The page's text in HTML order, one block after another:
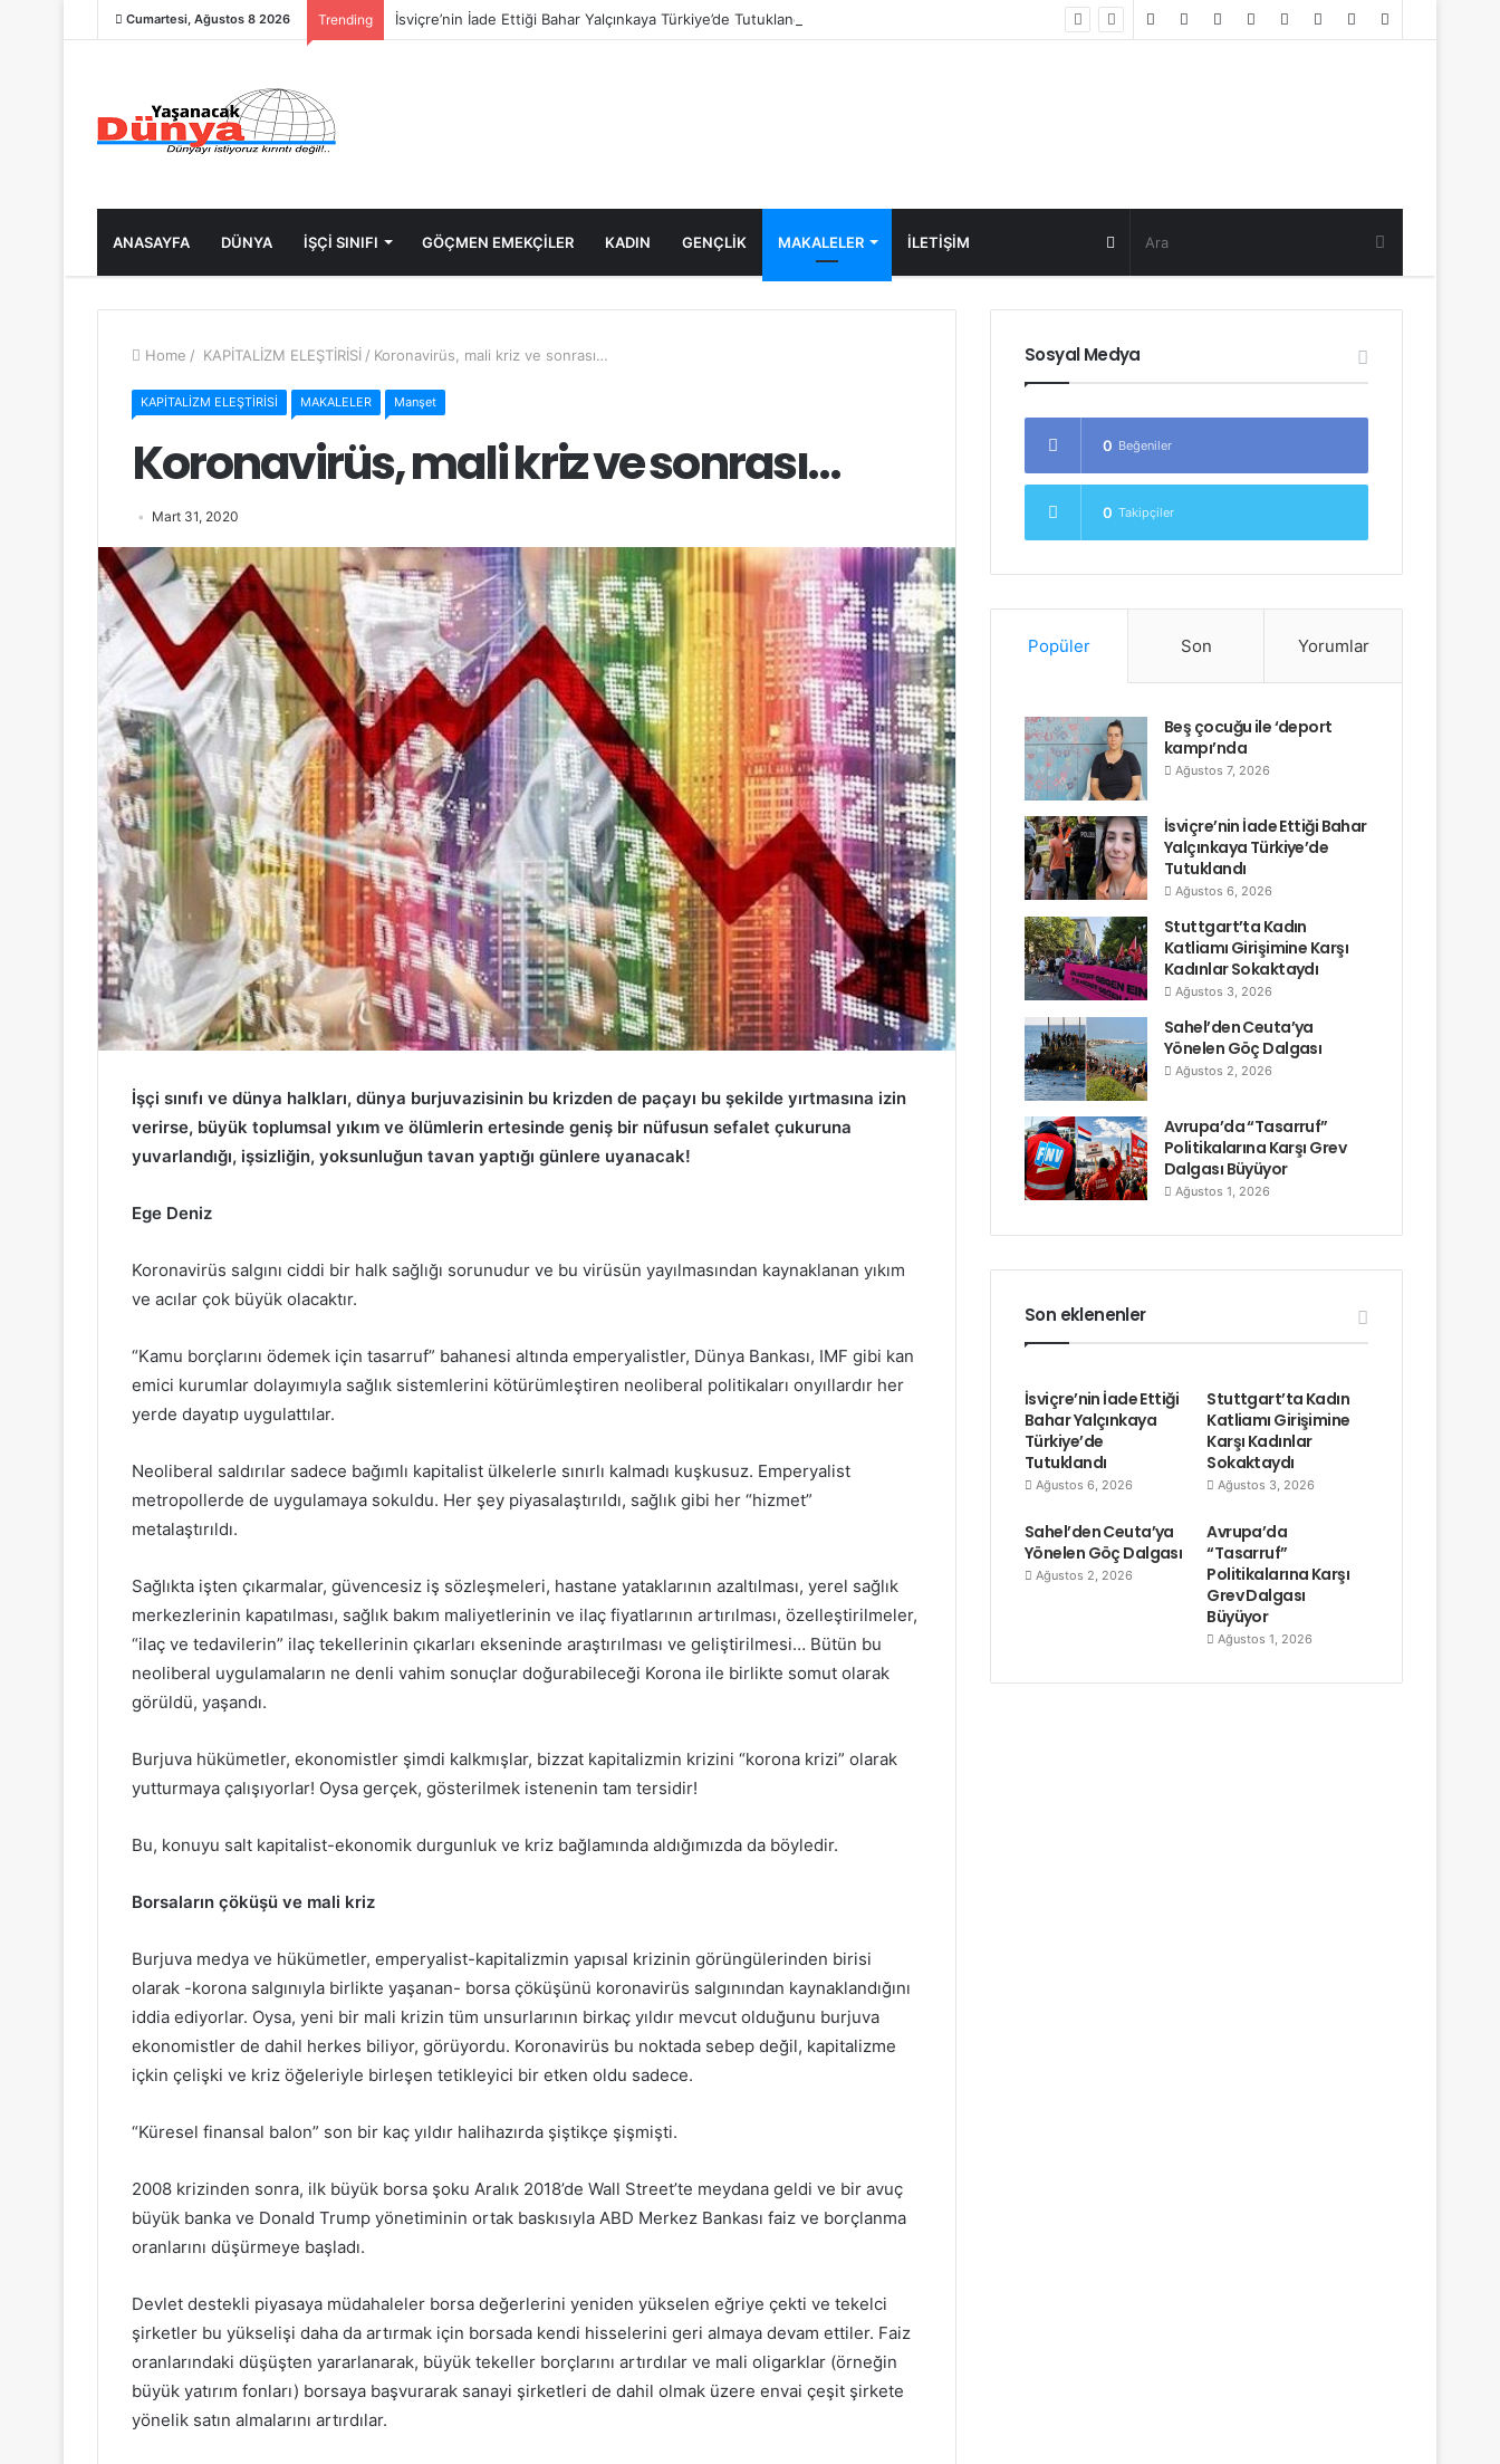
Cumartesi, Ağustos 8 2026 Trending İsviçre’nin İade Ettiği Bahar Yalçınkaya Türkiye’de Tutuklandı Random
ANASAYFA DÜNYA İŞÇİ SINIFI GÖÇMEN EMEKÇİLER KADIN GENÇLİK MAKALELER ILETIŞIM Random
Post
Home / KAPİTALİZM ELEŞTİRİSİ / Koronavirüs, mali kriz ve sonrası…
KAPİTALİZM ELEŞTİRİSİ MAKALELER Manşet
Koronavirüs, mali kriz ve sonrası…
Mart 31, 2020
İşçi sınıfı ve dünya halkları, dünya burjuvazisinin bu krizden de paçayı bu şekilde yırtmasına izin
verirse, büyük toplumsal yıkım ve ölümlerin ertesinde geniş bir nüfusun sefalet çukuruna
yuvarlandığı, işsizliğin, yoksunluğun tavan yaptığı günlere uyanacak!
Ege Deniz
Koronavirüs salgını ciddi bir halk sağlığı sorunudur ve bu virüsün yayılmasından kaynaklanan yıkım
ve acılar çok büyük olacaktır.
“Kamu borçlarını ödemek için tasarruf” bahanesi altında emperyalistler, Dünya Bankası, IMF gibi kan
emici kurumlar dolayımıyla sağlık sistemlerini kötürümleştiren neoliberal politikaları onyıllardır her
yerde dayatıp uygulattılar.
Neoliberal saldırılar sadece bağımlı kapitalist ülkelerle sınırlı kalmadı kuşkusuz. Emperyalist
metropollerde de uygulamaya sokuldu. Her şey piyasalaştırıldı, sağlık gibi her “hizmet”
metalaştırıldı.
Sağlıkta işten çıkarmalar, güvencesiz iş sözleşmeleri, hastane yataklarının azaltılması, yerel sağlık
merkezlerinin kapatılması, sağlık bakım maliyetlerinin ve ilaç fiyatlarının artırılması, özelleştirilmeler,
“ilaç ve tedavilerin” ilaç tekellerinin çıkarları ekseninde araştırılması ve geliştirilmesi… Bütün bu
neoliberal uygulamaların ne denli vahim sonuçlar doğurabileceği Korona ile birlikte somut olarak
görüldü, yaşandı.
Burjuva hükümetler, ekonomistler şimdi kalkmışlar, bizzat kapitalizmin krizini “korona krizi” olarak
yutturmaya çalışıyorlar! Oysa gerçek, gösterilmek istenenin tam tersidir!
Bu, konuyu salt kapitalist-ekonomik durgunluk ve kriz bağlamında aldığımızda da böyledir.
Borsaların çöküşü ve mali kriz
Burjuva medya ve hükümetler, emperyalist-kapitalizmin yapısal krizinin görüngülerinden birisi
olarak -korona salgınıyla birlikte yaşanan- borsa çöküşünü koronavirüs salgınından kaynaklandığını
iddia ediyorlar. Oysa, yeni bir mali krizin tüm unsurlarının birkaç yıldır mevcut olduğunu burjuva
ekonomistler de dahil herkes biliyor, görüyordu. Koronavirüs bu noktada sebep değil, kapitalizme
içkin çelişki ve kriz öğeleriyle birleşen tetikleyici bir etken oldu sadece.
“Küresel finansal balon” son bir kaç yıldır halihazırda şiştikçe şişmişti.
2008 krizinden sonra, ilk büyük borsa şoku Aralık 2018’de Wall Street’te meydana geldi ve bir avuç
büyük banka ve Donald Trump yönetiminin ortak baskısıyla ABD Merkez Bankası faiz ve borçlanma
oranlarını düşürmeye başladı.
Devlet destekli piyasaya müdahaleler borsa değerlerini yeniden yükselen eğriye çekti ve tekelci
şirketler bu yükselişi daha da artırmak için borsada kendi hisselerini geri almaya devam ettiler. Faiz
oranlarındaki düşüşten yararlanarak, büyük tekeller borçlarını artırdılar ve mali oligarklar (örneğin
büyük yatırım fonları) borsaya başvurarak sanayi şirketleri de dahil olmak üzere envai çeşit şirkete
yönelik satın almalarını artırdılar.
Sosyal Medya
0 Beğeniler
0 Takipçiler
Popüler Son Yorumlar
Beş çocuğu ile ‘deport
kampı’nda
Ağustos 7, 2026
İsviçre’nin İade Ettiği Bahar
Yalçınkaya Türkiye’de
Tutuklandı
Ağustos 6, 2026
Stuttgart’ta Kadın
Katliamı Girişimine Karşı
Kadınlar Sokaktaydı
Ağustos 3, 2026
Sahel’den Ceuta’ya
Yönelen Göç Dalgası
Ağustos 2, 2026
Avrupa’da “Tasarruf”
Politikalarına Karşı Grev
Dalgası Büyüyor
Ağustos 1, 2026
Son eklenenler
İsviçre’nin İade Ettiği
Bahar Yalçınkaya
Türkiye’de
Tutuklandı
Ağustos 6, 2026
Stuttgart’ta Kadın
Katliamı Girişimine
Karşı Kadınlar
Sokaktaydı
Ağustos 3, 2026
Sahel’den Ceuta’ya
Yönelen Göç Dalgası
Ağustos 2, 2026
Avrupa’da
“Tasarruf”
Politikalarına Karşı
Grev Dalgası
Büyüyor
Ağustos 1, 2026